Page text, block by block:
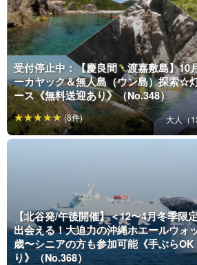
受付停止中：【慶良間・渡嘉敷島】10
ーカヤック＆無人島（ウン島）探索☆
ース《無料送迎あり》（No.348）
大人（
(8件)
【北谷発/午後開催】＜12〜4月冬季限
出会える！大迫力の沖縄ホエールウォ
歳〜シニアの方も参加可能《手ぶら
り》（No.368）